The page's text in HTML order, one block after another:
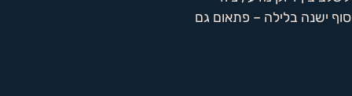
ישנה בלילה – פתאום גם